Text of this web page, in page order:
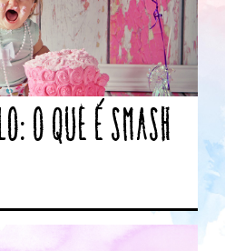
O que é Smash